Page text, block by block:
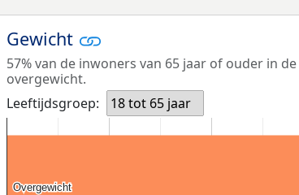
Gewicht
57% van de inwoners van 65 jaar of ouder in
overgewicht.
Leeftijdsgroep:
18 tot 65 jaar
Overgewicht
Overgewicht